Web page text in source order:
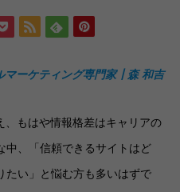
マーケティング専門家┃森 和吉
、もはや情報格差はキャリアの
中、「信頼できるサイトはど
たい」と悩む方も多いはずで